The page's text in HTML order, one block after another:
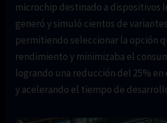
microchip destinado a dispositivos
generó y simuló cientos de
permitiendo seleccionar la opción
rendimiento y minimizaba el
logrando una reducción del 25% en
y acelerando el tiempo de